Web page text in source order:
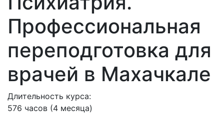
Профессиональная
переподготовка для
врачей в Махачкале
Длительность курса:
576 часов (4 месяца)